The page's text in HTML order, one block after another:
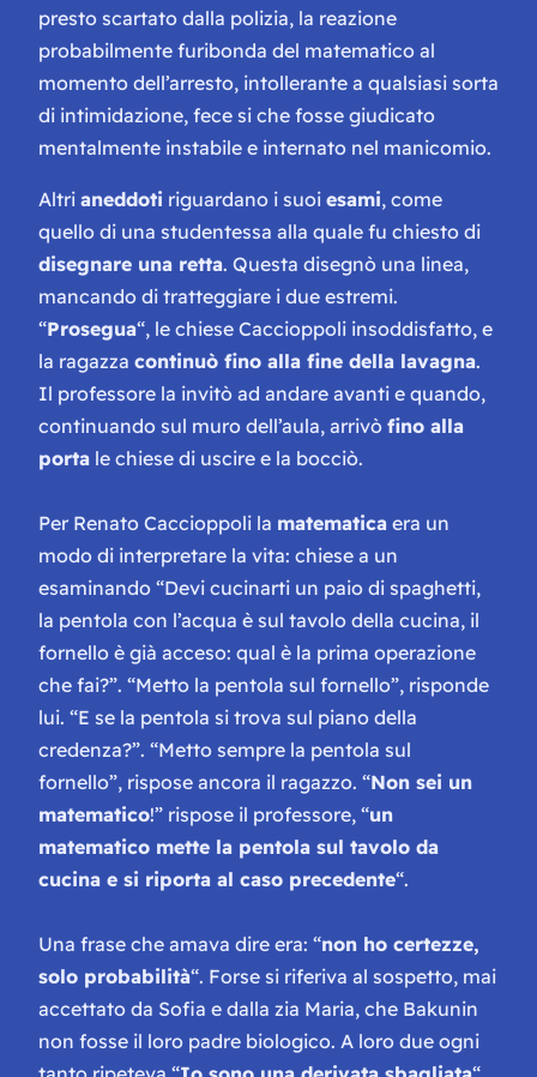
presto scartato dalla polizia, la reazione
probabilmente furibonda del matematico al
momento dell’arresto, intollerante a qualsiasi sorta
di intimidazione, fece si che fosse giudicato
mentalmente instabile e internato nel manicomio.
Altri aneddoti riguardano i suoi esami, come
quello di una studentessa alla quale fu chiesto di
disegnare una retta. Questa disegnò una linea,
mancando di tratteggiare i due estremi.
“Prosegua“, le chiese Caccioppoli insoddisfatto, e
la ragazza continuò fino alla fine della lavagna.
Il professore la invitò ad andare avanti e quando,
continuando sul muro dell’aula, arrivò fino alla
porta le chiese di uscire e la bocciò.
Per Renato Caccioppoli la matematica era un
modo di interpretare la vita: chiese a un
esaminando “Devi cucinarti un paio di spaghetti,
la pentola con l’acqua è sul tavolo della cucina, il
fornello è già acceso: qual è la prima operazione
che fai?”. “Metto la pentola sul fornello”, risponde
lui. “E se la pentola si trova sul piano della
credenza?”. “Metto sempre la pentola sul
fornello”, rispose ancora il ragazzo. “Non sei un
matematico!” rispose il professore, “un
matematico mette la pentola sul tavolo da
cucina e si riporta al caso precedente“.
Una frase che amava dire era: “non ho certezze,
solo probabilità“. Forse si riferiva al sospetto, mai
accettato da Sofia e dalla zia Maria, che Bakunin
non fosse il loro padre biologico. A loro due ogni